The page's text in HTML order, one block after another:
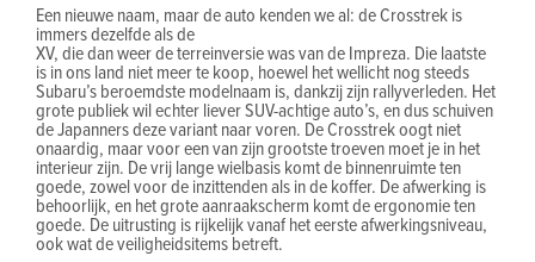
Een nieuwe naam, maar de auto kenden we al: de Crosstrek is
immers dezelfde als de
XV, die dan weer de terreinversie was van de Impreza. Die laatste
is in ons land niet meer te koop, hoewel het wellicht nog steeds
Subaru’s beroemdste modelnaam is, dankzij zijn rallyverleden. Het
grote publiek wil echter liever SUV-achtige auto’s, en dus schuiven
de Japanners deze variant naar voren. De Crosstrek oogt niet
onaardig, maar voor een van zijn grootste troeven moet je in het
interieur zijn. De vrij lange wielbasis komt de binnenruimte ten
goede, zowel voor de inzittenden als in de koffer. De afwerking is
behoorlijk, en het grote aanraakscherm komt de ergonomie ten
goede. De uitrusting is rijkelijk vanaf het eerste afwerkingsniveau,
ook wat de veiligheidsitems betreft.